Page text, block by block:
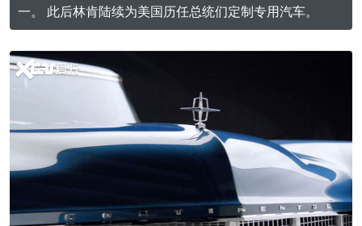
一。 此后林肯陆续为美国历任总统们定制专用汽车。